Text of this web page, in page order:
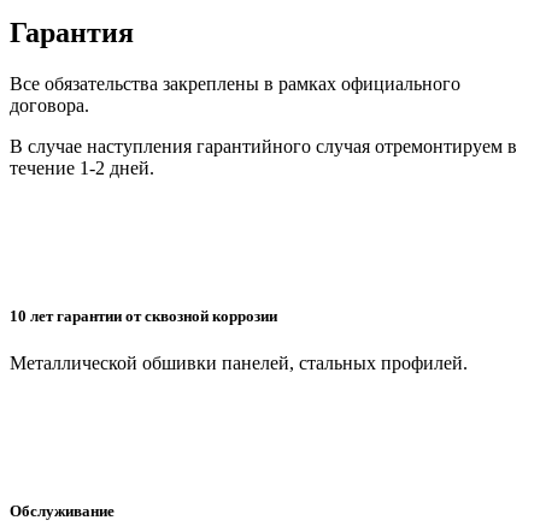
Гарантия
Все обязательства закреплены в рамках официального
договора.
В случае наступления гарантийного случая отремонтируем в
течение 1-2 дней.
10 лет гарантии от сквозной коррозии
Металлической обшивки панелей, стальных профилей.
Обслуживание